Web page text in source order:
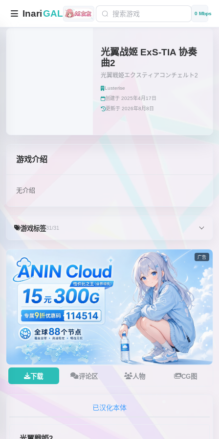
InariGAL 0 Mbps
光翼战姬 ExS-TIA 协奏
曲2
光翼戦姫エクスティアコンチェルト2
Lusterise
创建于 2025年4月17日
更新于 2026年8月8日
游戏介绍
无介绍
游戏标签31/31
广告
下载 评论区 人物 CG图
已汉化本体